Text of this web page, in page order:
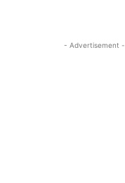
- Advertisement -